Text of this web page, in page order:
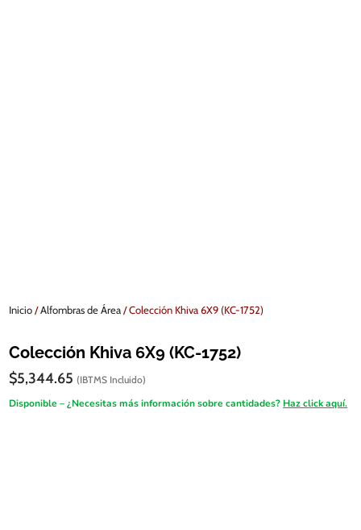
Inicio/Alfombras de Área/ Colección Khiva 6X9 (KC-1752)
Colección Khiva 6X9 (KC-1752)
$5,344.65 (IBTMS Incluido)
Disponible – ¿Necesitas más información sobre cantidades? Haz click aquí.